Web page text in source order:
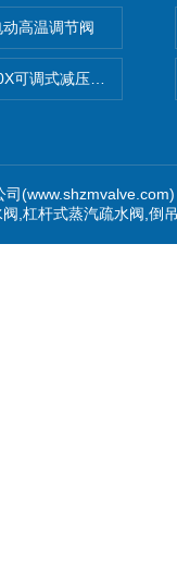
动高温调节阀
可调式减压阀（减压稳
,杠杆式蒸汽疏水阀,倒